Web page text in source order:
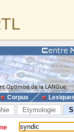
Corpus
Etymologie